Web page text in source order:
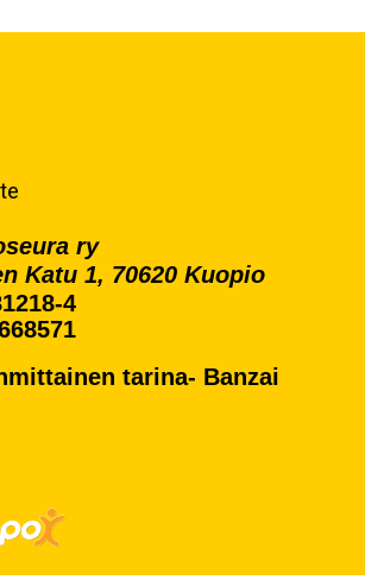
ry
Katu 1, 70620 Kuopio
4
tarina- Banzai